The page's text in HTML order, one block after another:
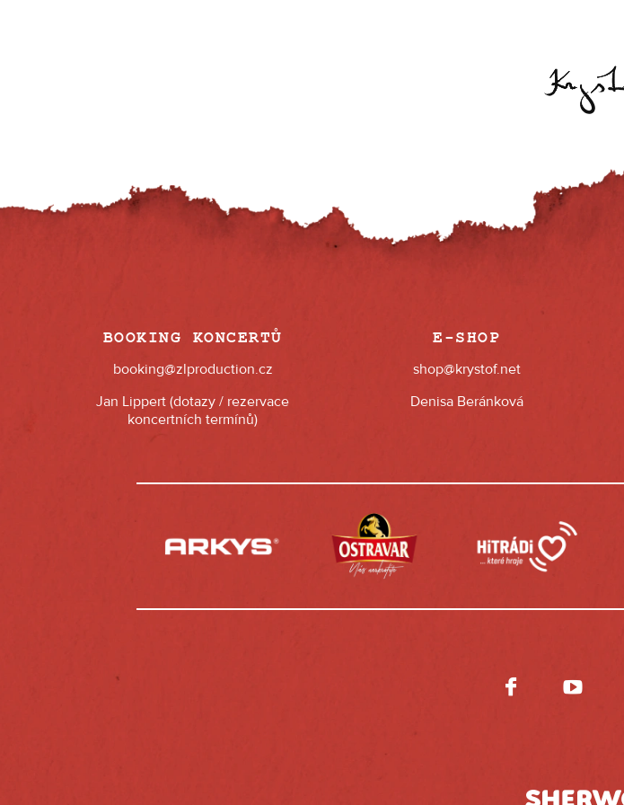
BOOKING KONCERTŮ
booking@zlproduction.cz
Jan Lippert (dotazy / rezervace
koncertních termínů)
E-SHOP
shop@krystof.net
Denisa Beránková